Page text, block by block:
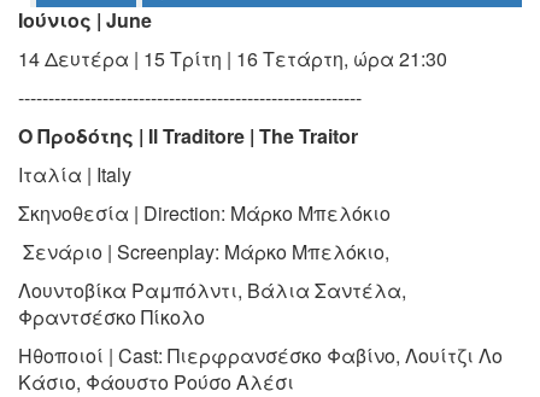
ΜΑΣ
ΔΗΜΟΣ
ΠΟΛΙΤΙΣΜΟΣ
ΠΟΛΗ
Ιούνιος | June
14 Δευτέρα | 15 Τρίτη | 16 Τετάρτη, ώρα 21:30
---------------------------------------------------------
Ο Προδότης | Il Traditore | The Traitor
Ιταλία | Italy
Σκηνοθεσία | Direction: Μάρκο Μπελόκιο
Σενάριο | Screenplay: Μάρκο Μπελόκιο,
Λουντοβίκα Ραμπόλντι, Βάλια Σαντέλα,
Φραντσέσκο Πίκολο
Ηθοποιοί | Cast: Πιερφρανσέσκο Φαβίνο, Λουίτζι Λο
Κάσιο, Φάουστο Ρούσο Αλέσι